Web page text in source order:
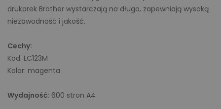
drukarek Brother wystarczają na długo, zapewniają wysoką
niezawodność i jakość.
Cechy:
Kod: LC123M
Kolor: magenta
Wydajność: 600 stron A4